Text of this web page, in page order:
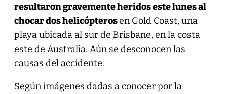
resultaron gravemente heridos este lunes al
chocar dos helicópterosen Gold Coast, una
playa ubicada al sur de Brisbane, en la costa
este de Australia. Aún se desconocen las
causas del accidente.
Según imágenes dadas a conocer por la